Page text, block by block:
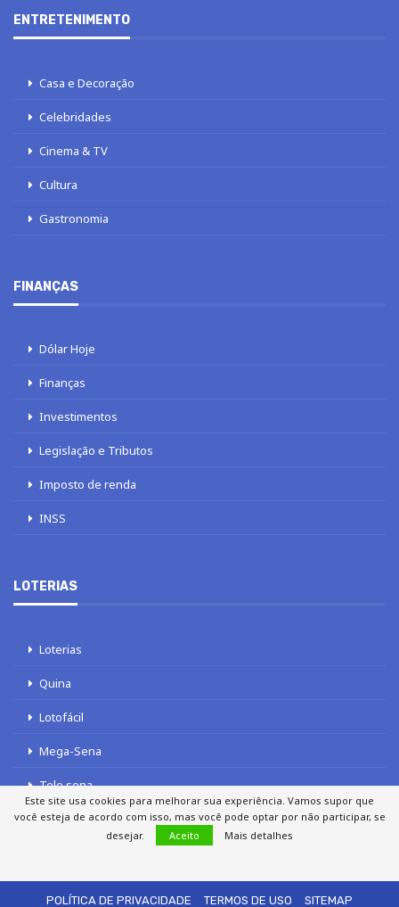
ENTRETENIMENTO
Casa e Decoração
Celebridades
Cinema & TV
Cultura
Gastronomia
FINANÇAS
Dólar Hoje
Finanças
Investimentos
Legislação e Tributos
Imposto de renda
INSS
LOTERIAS
Loterias
Quina
Lotofácil
Mega-Sena
Tele sena
POLÍTICA DE PRIVACIDADE
TERMOS DE USO SITEMAP
Este site usa cookies para melhorar sua experiência. Vamos supor que
você esteja de acordo com isso, mas você pode optar por não participar, se
desejar.
Aceito Mais detalhes